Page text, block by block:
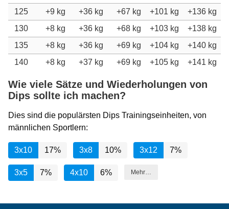
125
+9 kg +36 kg +67 kg +101 kg
+136 kg
130
+8 kg +36 kg +68 kg +103 kg
+138 kg
135
+8 kg +36 kg +69 kg +104 kg
+140 kg
140
+8 kg +37 kg +69 kg +105 kg +141 kg
Wie viele Sätze und Wiederholungen von
Dips sollte ich machen?
Dies sind die populärsten Dips Trainingseinheiten, von
männlichen Sportlern:
3x10 17% 3x8 10% 3x12 7%
3x5 7% 4x10 6% Mehr…